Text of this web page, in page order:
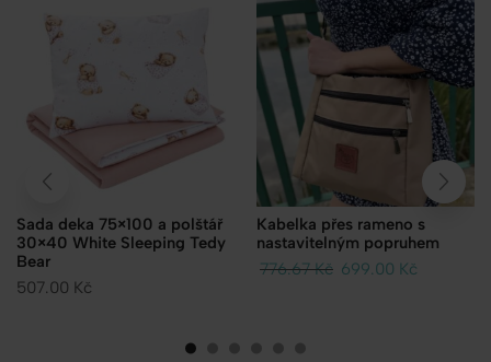
Sada deka 75×100 a polštář
30×40 White Sleeping Tedy
Bear
507.00 Kč
Kabelka přes rameno s
nastavitelným popruhem
776.67Kč 699.00 Kč